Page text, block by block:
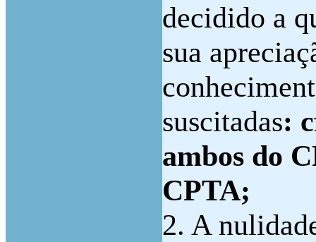
decidido a
sua
suscitadas:
ambos do
CPTA;
2. A